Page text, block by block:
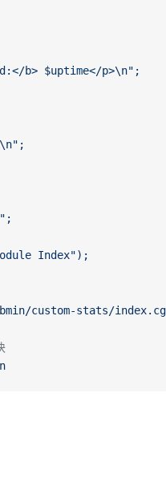
b> $uptime</p>\n";
Index");
custom-stats/